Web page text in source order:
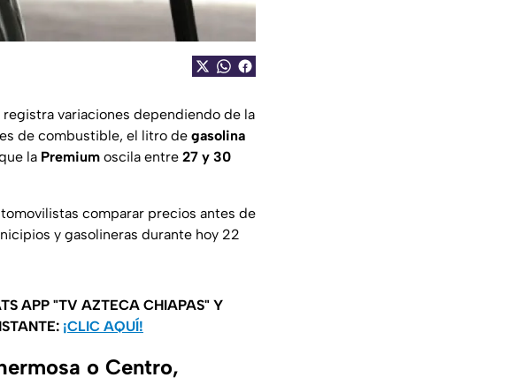
registra variaciones dependiendo de la
de combustible, el litro de gasolina
la Premium oscila entre 27 y 30
comparar precios antes de
y gasolineras durante hoy 22
APP "TV AZTECA CHIAPAS" Y
¡CLIC AQUÍ!
o Centro,